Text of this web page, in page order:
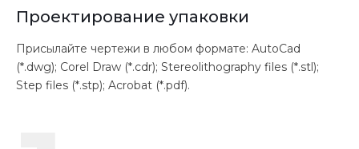
Проектирование упаковки
Присылайте чертежи в любом формате: AutoCad
(*.dwg); Corel Draw (*.cdr); Stereolithography files (*.stl);
Step files (*.stp); Acrobat (*.pdf).